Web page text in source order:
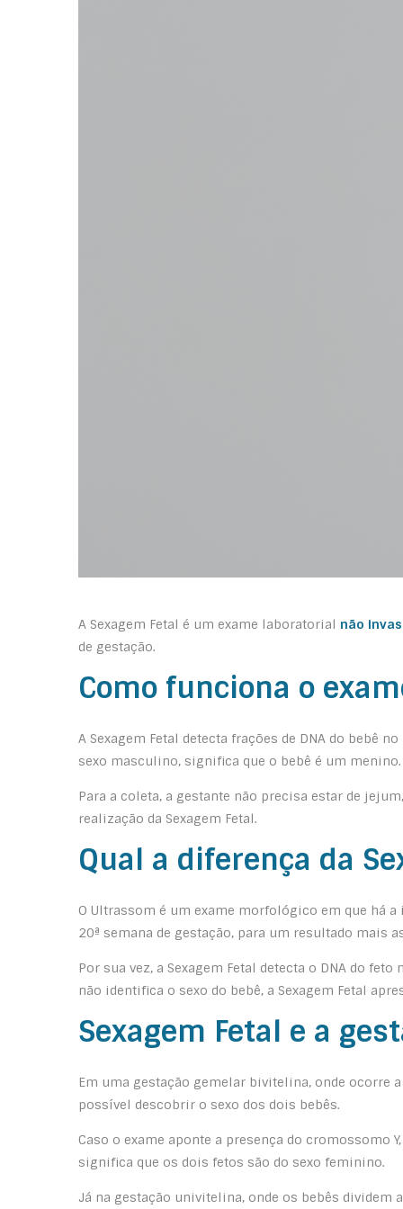
A Sexagem Fetal é um exame laboratorial não
de gestação.
Como funciona o
A Sexagem Fetal detecta frações de DNA do bebê
sexo masculino, significa que o bebê é um
Para a coleta, a gestante não precisa estar de
realização da Sexagem Fetal.
Qual a diferença da
O Ultrassom é um exame morfológico em que há
20ª semana de gestação, para um resultado mais
Por sua vez, a Sexagem Fetal detecta o DNA do
não identifica o sexo do bebê, a Sexagem Fetal
Sexagem Fetal e a
Em uma gestação gemelar bivitelina, onde ocorre
possível descobrir o sexo dos dois bebês.
Caso o exame aponte a presença do cromossomo
significa que os dois fetos são do sexo feminino.
Já na gestação univitelina, onde os bebês